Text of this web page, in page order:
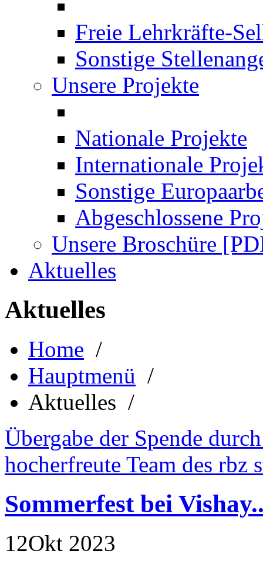
Freie Lehrkräfte-
Sonstige
Unsere Projekte
Nationale Projekte
Internationale
Sonstige
Abgeschlossene
Unsere Broschüre
Aktuelles
Aktuelles
Home /
Hauptmenü /
Aktuelles /
Übergabe der Spende
hocherfreute Team des rbz
Sommerfest bei
12Okt 2023